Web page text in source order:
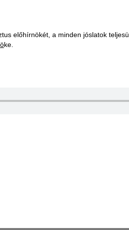
előhírnökét, a minden jóslatok teljesü
ke.